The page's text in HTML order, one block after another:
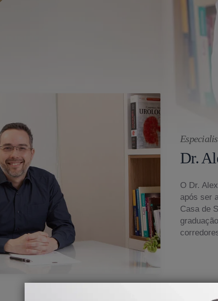
Dr.
O Dr.
após ser
Casa de